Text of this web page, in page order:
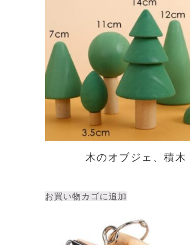
木のオブジェ、積木
お買い物カゴに追加